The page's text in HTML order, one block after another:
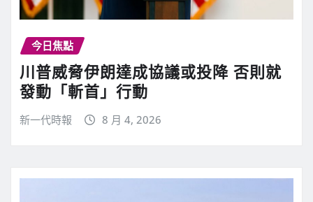
今日焦點
川普威脅伊朗達成協議或投降 否則就
發動「斬首」行動
新一代時報 8 月 4, 2026